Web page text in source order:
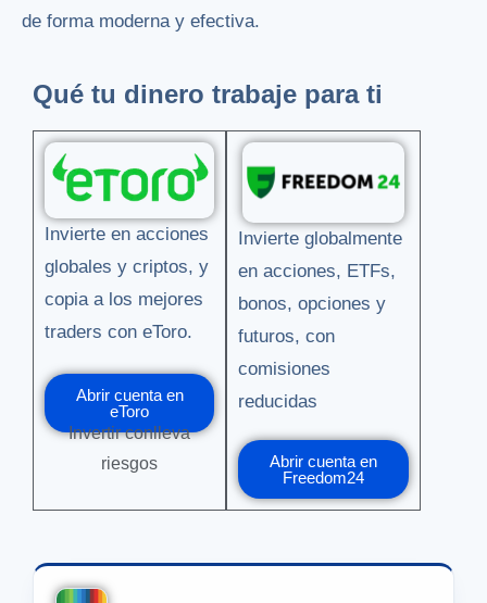
de forma moderna y efectiva.
Qué tu dinero trabaje para ti
Invierte en acciones
globales y criptos, y
copia a los mejores
traders con eToro.
Abrir cuenta en
eToro
Invertir conlleva
riesgos
Invierte globalmente
en acciones, ETFs,
bonos, opciones y
futuros, con
comisiones
reducidas
Abrir cuenta en
Freedom24